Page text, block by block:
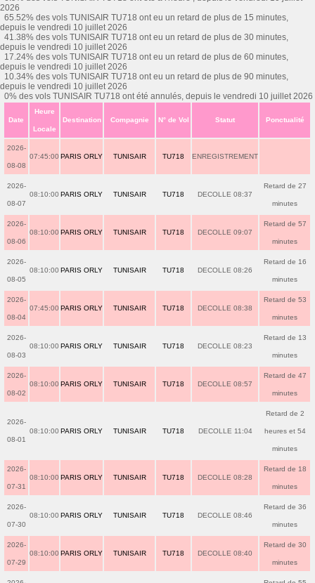
2026
65.52% des vols TUNISAIR TU718 ont eu un retard de plus de 15 minutes,
depuis le vendredi 10 juillet 2026
41.38% des vols TUNISAIR TU718 ont eu un retard de plus de 30 minutes,
depuis le vendredi 10 juillet 2026
17.24% des vols TUNISAIR TU718 ont eu un retard de plus de 60 minutes,
depuis le vendredi 10 juillet 2026
10.34% des vols TUNISAIR TU718 ont eu un retard de plus de 90 minutes,
depuis le vendredi 10 juillet 2026
0% des vols TUNISAIR TU718 ont été annulés, depuis le vendredi 10 juillet 2026
Date
Heure
Locale
Destination Compagnie N° de Vol Statut Ponctualité
2026-
08-08
07:45:00 PARIS ORLY TUNISAIR TU718 ENREGISTREMENT
2026-
08-07
08:10:00 PARIS ORLY TUNISAIR TU718 DECOLLE 08:37
Retard de 27
minutes
2026-
08-06
08:10:00 PARIS ORLY TUNISAIR TU718 DECOLLE 09:07
Retard de 57
minutes
2026-
08-05
08:10:00 PARIS ORLY TUNISAIR TU718 DECOLLE 08:26
Retard de 16
minutes
2026-
08-04
07:45:00 PARIS ORLY TUNISAIR TU718 DECOLLE 08:38
Retard de 53
minutes
2026-
08-03
08:10:00 PARIS ORLY TUNISAIR TU718 DECOLLE 08:23
Retard de 13
minutes
2026-
08-02
08:10:00 PARIS ORLY TUNISAIR TU718 DECOLLE 08:57
Retard de 47
minutes
2026-
08-01
08:10:00 PARIS ORLY TUNISAIR TU718 DECOLLE 11:04
Retard de 2
heures et 54
minutes
2026-
07-31
08:10:00 PARIS ORLY TUNISAIR TU718 DECOLLE 08:28
Retard de 18
minutes
2026-
07-30
08:10:00 PARIS ORLY TUNISAIR TU718 DECOLLE 08:46
Retard de 36
minutes
2026-
07-29
08:10:00 PARIS ORLY TUNISAIR TU718 DECOLLE 08:40
Retard de 30
minutes